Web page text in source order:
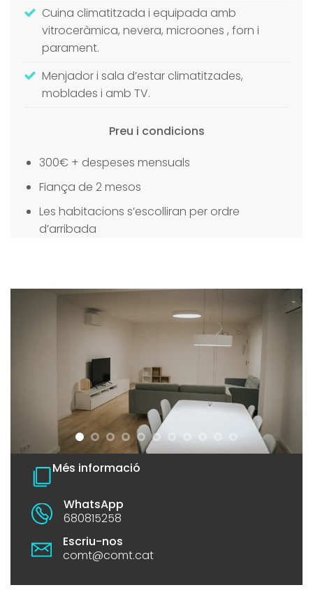
Cuina climatitzada i equipada amb
vitroceràmica, nevera, microones , forn i
parament.
Menjador i sala d’estar climatitzades,
moblades i amb TV.
Preu i condicions
300€ + despeses mensuals
Fiança de 2 mesos
Les habitacions s’escolliran per ordre
d’arribada
Més informació
WhatsApp
680815258
Escriu-nos
comt@comt.cat